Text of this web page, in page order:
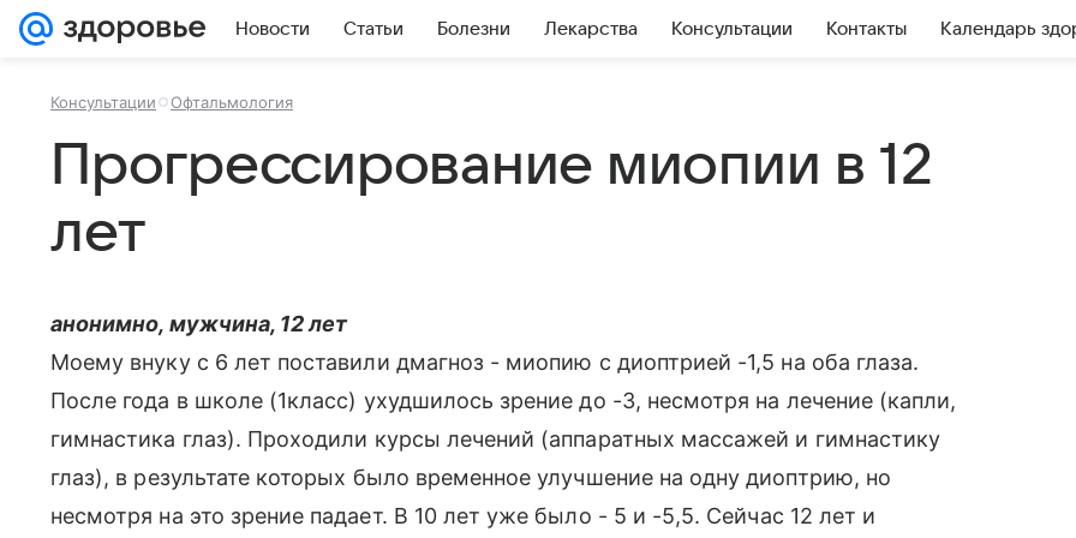
Новости Статьи Болезни Лекарства Консультации Контакты Календарь
Консультации Офтальмология
Прогрессирование миопии в 12
лет
анонимно, мужчина, 12 лет
Моему внуку с 6 лет поставили дмагноз - миопию с диоптрией -1,5 на оба глаза.
После года в школе (1класс) ухудшилось зрение до -3, несмотря на лечение (капли,
гимнастика глаз). Проходили курсы лечений (аппаратных массажей и гимнастику
глаз), в результате которых было временное улучшение на одну диоптрию, но
несмотря на это зрение падает. В 10 лет уже было - 5 и -5,5. Сейчас 12 лет и